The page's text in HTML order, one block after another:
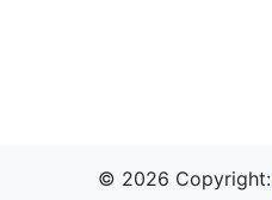
© 2026 Copyright: